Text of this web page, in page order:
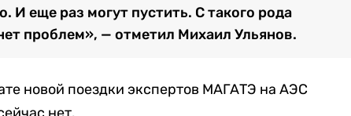
И еще раз могут пустить. С такого рода
проблем», — отметил Михаил Ульянов.
новой поездки экспертов МАГАТЭ на АЭС
нет.